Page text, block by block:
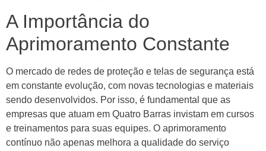
A Importância do
Aprimoramento Constante
O mercado de redes de proteção e telas de segurança está
em constante evolução, com novas tecnologias e materiais
sendo desenvolvidos. Por isso, é fundamental que as
empresas que atuam em Quatro Barras invistam em cursos
e treinamentos para suas equipes. O aprimoramento
contínuo não apenas melhora a qualidade do serviço